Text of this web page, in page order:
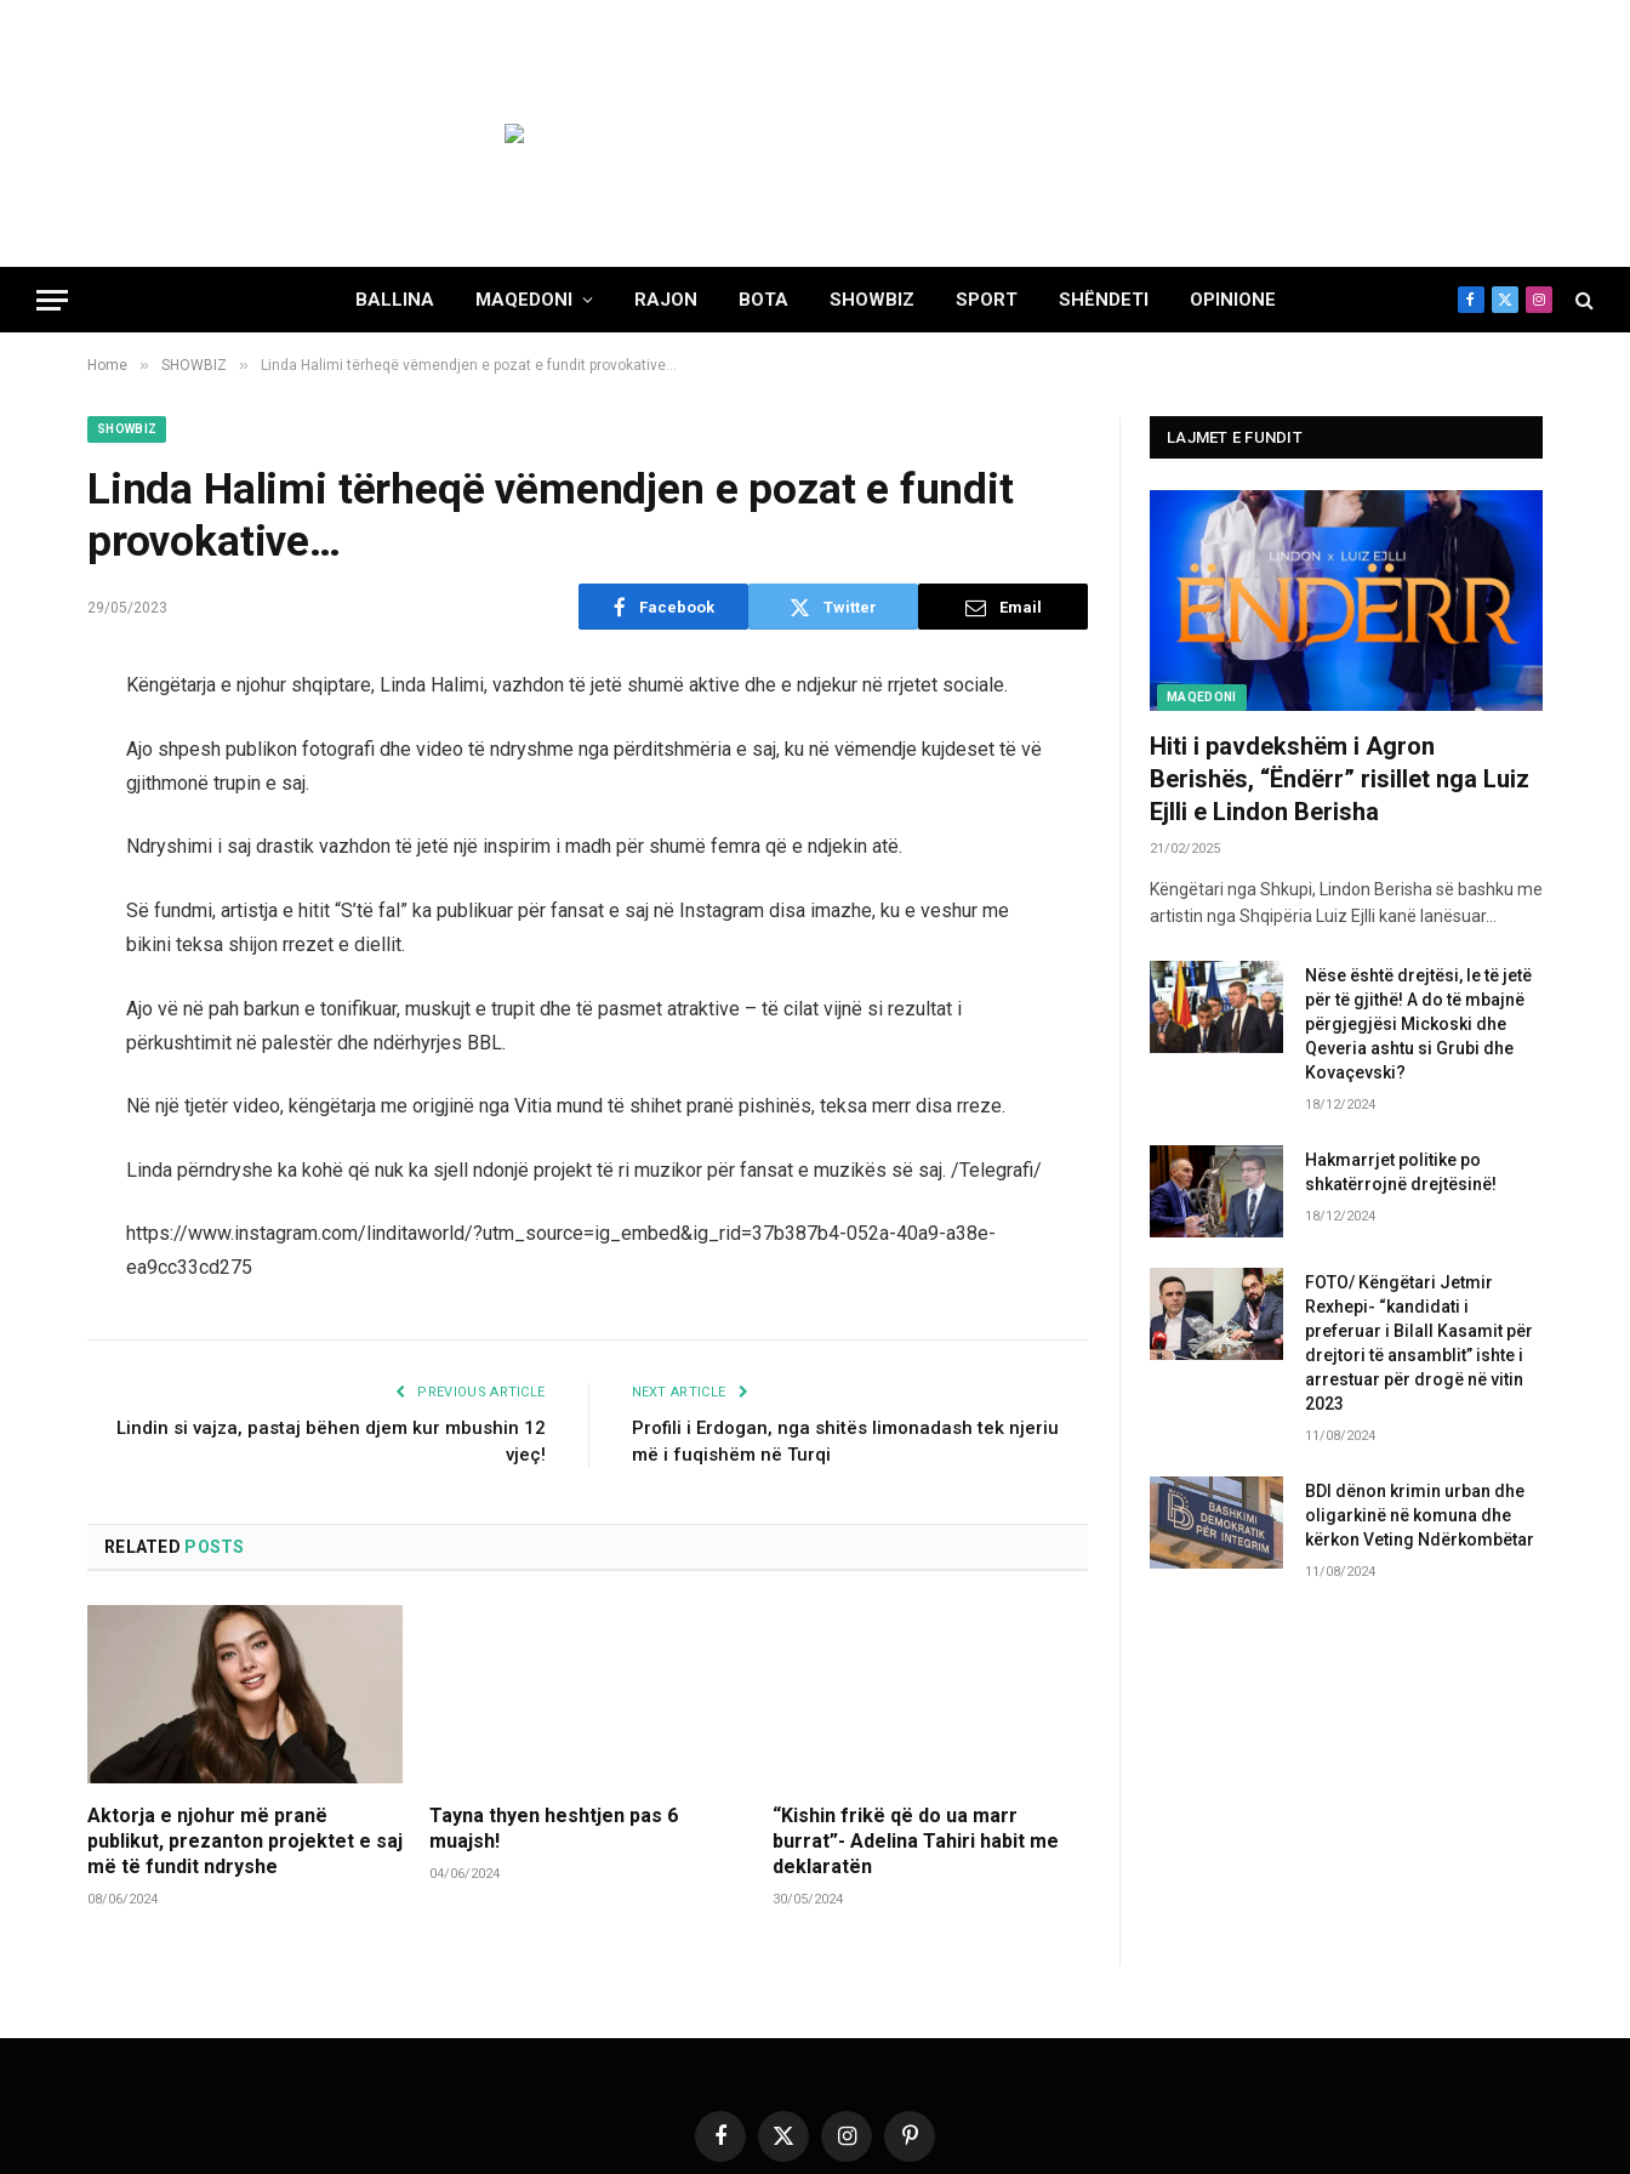
BALLINA MAQEDONI RAJON BOTA SHOWBIZ SPORT SHËNDETI OPINIONE Facebook
X
(Twitter)
Instagram
Home » SHOWBIZ » Linda Halimi tërheqë vëmendjen e pozat e fundit provokative…
SHOWBIZ
Linda Halimi tërheqë vëmendjen e pozat e fundit
provokative…
29/05/2023 Facebook Twitter Email
Këngëtarja e njohur shqiptare, Linda Halimi, vazhdon të jetë shumë aktive dhe e ndjekur në rrjetet sociale.
Ajo shpesh publikon fotografi dhe video të ndryshme nga përditshmëria e saj, ku në vëmendje kujdeset të vë
gjithmonë trupin e saj.
Ndryshimi i saj drastik vazhdon të jetë një inspirim i madh për shumë femra që e ndjekin atë.
Së fundmi, artistja e hitit “S’të fal” ka publikuar për fansat e saj në Instagram disa imazhe, ku e veshur me
bikini teksa shijon rrezet e diellit.
Ajo vë në pah barkun e tonifikuar, muskujt e trupit dhe të pasmet atraktive – të cilat vijnë si rezultat i
përkushtimit në palestër dhe ndërhyrjes BBL.
Në një tjetër video, këngëtarja me origjinë nga Vitia mund të shihet pranë pishinës, teksa merr disa rreze.
Linda përndryshe ka kohë që nuk ka sjell ndonjë projekt të ri muzikor për fansat e muzikës së saj. /Telegrafi/
https://www.instagram.com/linditaworld/?utm_source=ig_embed&ig_rid=37b387b4-052a-40a9-a38e-
ea9cc33cd275
PREVIOUS ARTICLE
Lindin si vajza, pastaj bëhen djem kur mbushin 12
vjeç!
NEXT ARTICLE
Profili i Erdogan, nga shitës limonadash tek njeriu
më i fuqishëm në Turqi
RELATED POSTS
Aktorja e njohur më pranë
publikut, prezanton projektet e saj
më të fundit ndryshe
08/06/2024
Tayna thyen heshtjen pas 6
muajsh!
04/06/2024
“Kishin frikë që do ua marr
burrat”- Adelina Tahiri habit me
deklaratën
30/05/2024
LAJMET E FUNDIT
MAQEDONI
Hiti i pavdekshëm i Agron
Berishës, “Ëndërr” risillet nga Luiz
Ejlli e Lindon Berisha
21/02/2025
Këngëtari nga Shkupi, Lindon Berisha së bashku me
artistin nga Shqipëria Luiz Ejlli kanë lanësuar…
Nëse është drejtësi, le të jetë
për të gjithë! A do të mbajnë
përgjegjësi Mickoski dhe
Qeveria ashtu si Grubi dhe
Kovaçevski?
18/12/2024
Hakmarrjet politike po
shkatërrojnë drejtësinë!
18/12/2024
FOTO/ Këngëtari Jetmir
Rexhepi- “kandidati i
preferuar i Bilall Kasamit për
drejtori të ansamblit” ishte i
arrestuar për drogë në vitin
2023
11/08/2024
BDI dënon krimin urban dhe
oligarkinë në komuna dhe
kërkon Veting Ndërkombëtar
11/08/2024
Facebook
X
InstagramPinterest